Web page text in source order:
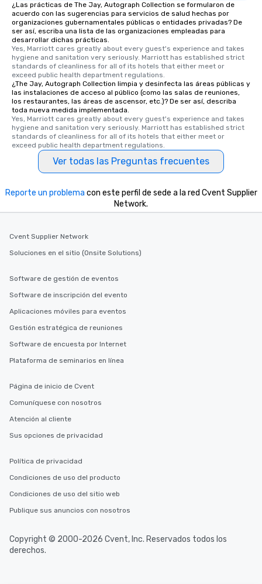
knowledgeable,
who leads the group
offering engaging
interactive
along the way
Different Types of
experiences offer the
several renowned
convenient outing,
and your guests
discovered otherwise
at a typical corporate
in the city and dive
selected dishes are
¿Las prácticas de The Jay, Autograph Collection se formularon de
acuerdo con las sugerencias para servicios de salud hechas por
organizaciones gubernamentales públicas o entidades privadas? De
ser así, escriba una lista de las organizaciones empleadas para
desarrollar dichas prácticas.
Yes, Marriott cares greatly about every guest's experience and takes
hygiene and sanitation very seriously. Marriott has established strict
standards of cleanliness for all of its hotels that either meet or
exceed public health department regulations.
¿The Jay, Autograph Collection limpia y desinfecta las áreas públicas y
las instalaciones de acceso al público (como las salas de reuniones,
los restaurantes, las áreas de ascensor, etc.)? De ser así, describa
toda nueva medida implementada.
Yes, Marriott cares greatly about every guest's experience and takes
hygiene and sanitation very seriously. Marriott has established strict
standards of cleanliness for all of its hotels that either meet or
exceed public health department regulations.
Ver todas las Preguntas frecuentes
Reporte un problema con este perfil de sede a la red Cvent Supplier
Network.
Cvent Supplier Network
Soluciones en el sitio (Onsite Solutions)
Software de gestión de eventos
Software de inscripción del evento
Aplicaciones móviles para eventos
Gestión estratégica de reuniones
Software de encuesta por Internet
Plataforma de seminarios en línea
Página de inicio de Cvent
Comuníquese con nosotros
Atención al cliente
Sus opciones de privacidad
Política de privacidad
Condiciones de uso del producto
Condiciones de uso del sitio web
Publique sus anuncios con nosotros
Copyright © 2000-2026 Cvent, Inc. Reservados todos los
derechos.